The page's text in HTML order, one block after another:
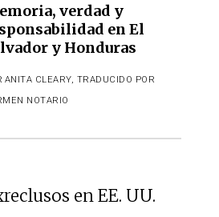
verdad y
en El
y Honduras
ANITA CLEARY, TRADUCIDO POR
NOTARIO
en EE. UU.